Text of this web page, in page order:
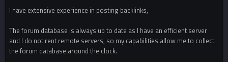
I have extensive experience in posting backlinks,
The forum database is always up to date as I have an efficient server
and I do not rent remote servers, so my capabilities allow me to collect
the forum database around the clock.